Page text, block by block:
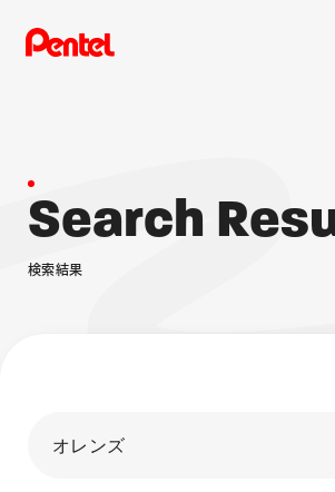
商品を探す
Search Res
検索結果